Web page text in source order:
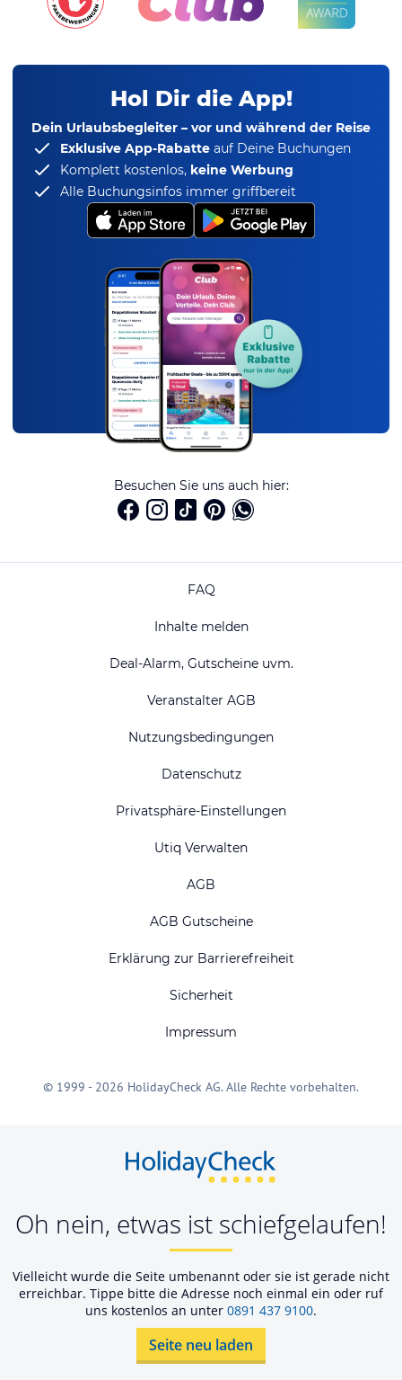
Hol Dir die App!
Dein Urlaubsbegleiter – vor und während der Reise
Exklusive App-Rabatte auf Deine Buchungen
Komplett kostenlos, keine Werbung
Alle Buchungsinfos immer griffbereit
Besuchen Sie uns auch hier:
FAQ
Inhalte melden
Deal-Alarm, Gutscheine uvm.
Veranstalter AGB
Nutzungsbedingungen
Datenschutz
Privatsphäre-Einstellungen
Utiq Verwalten
AGB
AGB Gutscheine
Erklärung zur Barrierefreiheit
Sicherheit
Impressum
© 1999 - 2026 HolidayCheck AG. Alle Rechte vorbehalten.
Oh nein, etwas ist schiefgelaufen!
Vielleicht wurde die Seite umbenannt oder sie ist gerade nicht
erreichbar. Tippe bitte die Adresse noch einmal ein oder ruf
uns kostenlos an unter 0891 437 9100.
Seite neu laden